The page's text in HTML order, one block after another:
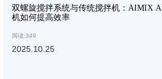
双螺旋搅拌系统与传统搅拌机：AIMIX
机如何提高效率
阅读:349
2025.10.25